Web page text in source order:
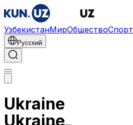
УзбекистанМирОбществоСпорт
Русский
Ukraine
Ukraine